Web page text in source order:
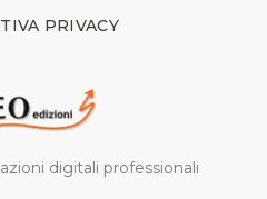
PRIVACY
digitali professionali